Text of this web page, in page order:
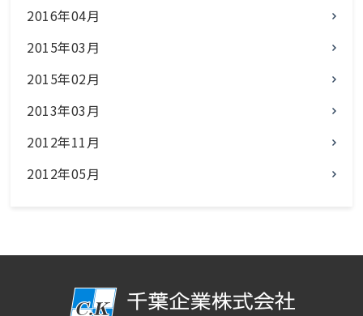
2016年04月
2015年03月
2015年02月
2013年03月
2012年11月
2012年05月